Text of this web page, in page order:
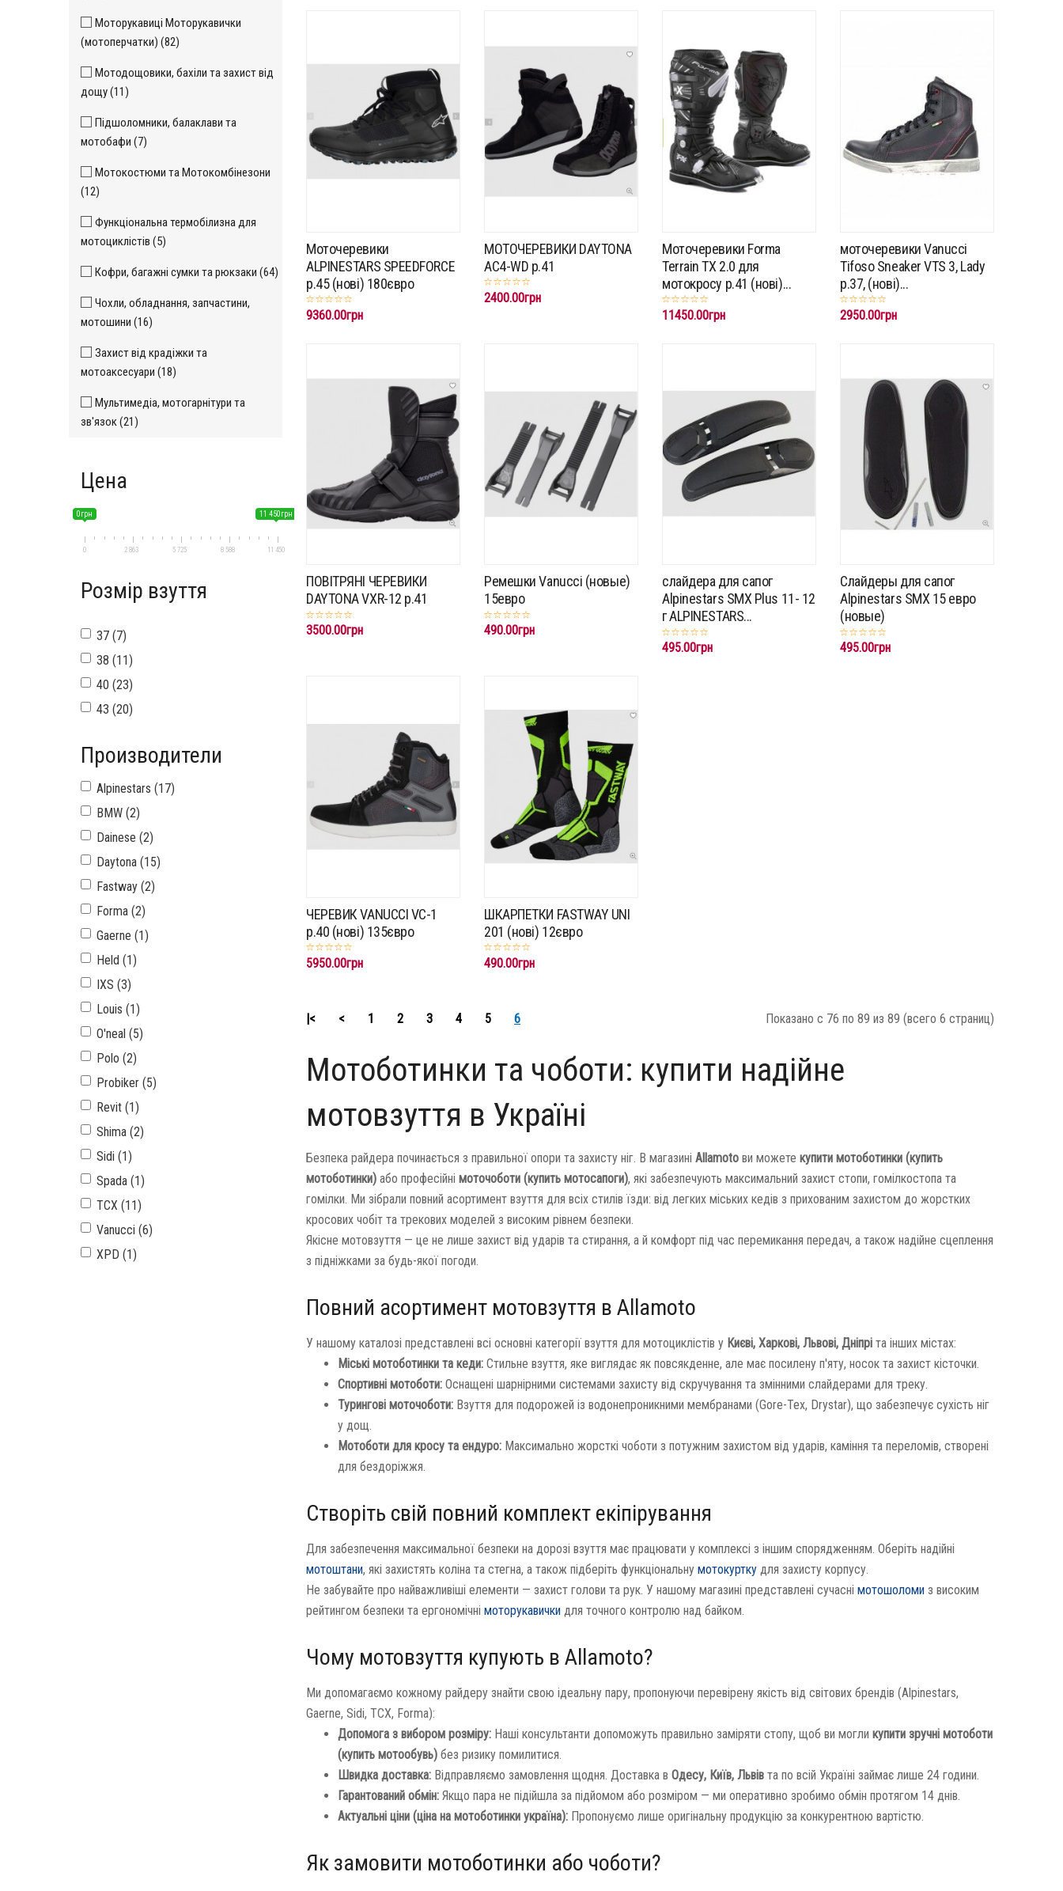
Моторукавиці Моторукавички
(мотоперчатки) (82)
Мотодощовики, бахіли та захист від
дощу (11)
Підшоломники, балаклави та
мотобафи (7)
Мотокостюми та Мотокомбінезони
(12)
Функціональна термобілизна для
мотоциклістів (5)
Кофри, багажні сумки та рюкзаки (64)
Чохли, обладнання, запчастини,
мотошини (16)
Захист від крадіжки та
мотоаксесуари (18)
Мультимедіа, мотогарнітури та
зв'язок (21)
Цена
0грн 11 450грн
0 2 863 5 725 8 588 11 450
Розмір взуття
37 (7)
38 (11)
40 (23)
43 (20)
Производители
Alpinestars (17)
BMW (2)
Dainese (2)
Daytona (15)
Fastway (2)
Forma (2)
Gaerne (1)
Held (1)
IXS (3)
Louis (1)
O'neal (5)
Polo (2)
Probiker (5)
Revit (1)
Shima (2)
Sidi (1)
Spada (1)
TCX (11)
Vanucci (6)
XPD (1)
Моточеревики
ALPINESTARS SPEEDFORCE
p.45 (нові) 180євро
9360.00грн
МОТОЧЕРЕВИКИ DAYTONA
AC4-WD p.41
2400.00грн
Моточеревики Forma
Terrain TX 2.0 для
мотокросу p.41 (нові)...
11450.00грн
моточеревики Vanucci
Tifoso Sneaker VTS 3, Lady
р.37, (нові)...
2950.00грн
ПОВІТРЯНІ ЧЕРЕВИКИ
DAYTONA VXR-12 p.41
3500.00грн
Ремешки Vanucci (новые)
15евро
490.00грн
слайдера для сапог
Alpinestars SMX Plus 11- 12
г ALPINESTARS...
495.00грн
Слайдеры для сапог
Alpinestars SMX 15 евро
(новые)
495.00грн
ЧЕРЕВИК VANUCCI VC-1
p.40 (нові) 135євро
5950.00грн
ШКАРПЕТКИ FASTWAY UNI
201 (нові) 12євро
490.00грн
|< < 1 2 3 4 5 6 Показано с 76 по 89 из 89 (всего 6 страниц)
Мотоботинки та чоботи: купити надійне
мотовзуття в Україні
Безпека райдера починається з правильної опори та захисту ніг. В магазині Allamoto ви можете купити мотоботинки (купить
мотоботинки) або професійні моточоботи (купить мотосапоги), які забезпечують максимальний захист стопи, гомілкостопа та
гомілки. Ми зібрали повний асортимент взуття для всіх стилів їзди: від легких міських кедів з прихованим захистом до жорстких
кросових чобіт та трекових моделей з високим рівнем безпеки.
Якісне мотовзуття — це не лише захист від ударів та стирання, а й комфорт під час перемикання передач, а також надійне сцеплення
з підніжками за будь-якої погоди.
Повний асортимент мотовзуття в Allamoto
У нашому каталозі представлені всі основні категорії взуття для мотоциклістів у Києві, Харкові, Львові, Дніпрі та інших містах:
Міські мотоботинки та кеди: Стильне взуття, яке виглядає як повсякденне, але має посилену п'яту, носок та захист кісточки.
Спортивні мотоботи: Оснащені шарнірними системами захисту від скручування та змінними слайдерами для треку.
Турингові моточоботи: Взуття для подорожей із водонепроникними мембранами (Gore-Tex, Drystar), що забезпечує сухість ніг
у дощ.
Мотоботи для кросу та ендуро: Максимально жорсткі чоботи з потужним захистом від ударів, каміння та переломів, створені
для бездоріжжя.
Створіть свій повний комплект екіпірування
Для забезпечення максимальної безпеки на дорозі взуття має працювати у комплексі з іншим спорядженням. Оберіть надійні
мотоштани, які захистять коліна та стегна, а також підберіть функціональну мотокуртку для захисту корпусу.
Не забувайте про найважливіші елементи — захист голови та рук. У нашому магазині представлені сучасні мотошоломи з високим
рейтингом безпеки та ергономічні моторукавички для точного контролю над байком.
Чому мотовзуття купують в Allamoto?
Ми допомагаємо кожному райдеру знайти свою ідеальну пару, пропонуючи перевірену якість від світових брендів (Alpinestars,
Gaerne, Sidi, TCX, Forma):
Допомога з вибором розміру: Наші консультанти допоможуть правильно заміряти стопу, щоб ви могли купити зручні мотоботи
(купить мотообувь) без ризику помилитися.
Швидка доставка: Відправляємо замовлення щодня. Доставка в Одесу, Київ, Львів та по всій Україні займає лише 24 години.
Гарантований обмін: Якщо пара не підійшла за підйомом або розміром — ми оперативно зробимо обмін протягом 14 днів.
Актуальні ціни (ціна на мотоботинки україна): Пропонуємо лише оригінальну продукцію за конкурентною вартістю.
Як замовити мотоботинки або чоботи?